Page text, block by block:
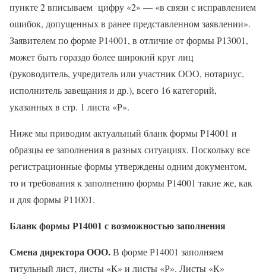
пункте 2 вписываем цифру «2» — «в связи с исправлением
ошибок, допущенных в ранее представленном заявлении».
Заявителем по форме Р14001, в отличие от формы Р13001,
может быть гораздо более широкий круг лиц
(руководитель, учредитель или участник ООО, нотариус,
исполнитель завещания и др.), всего 16 категорий,
указанных в стр. 1 листа «Р».
Ниже мы приводим актуальный бланк формы Р14001 и
образцы ее заполнения в разных ситуациях. Поскольку все
регистрационные формы утверждены одним документом,
то и требования к заполнению формы Р14001 такие же, как
и для формы Р11001.
Бланк формы Р14001 с возможностью заполнения
Смена директора ООО.В форме Р14001 заполняем
титульный лист, листы «К» и листы «Р». Листы «К»